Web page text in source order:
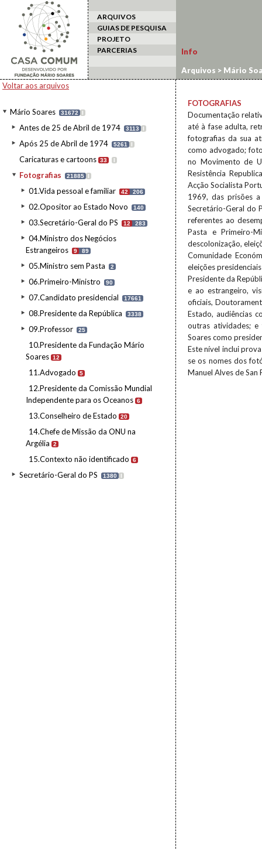
ARQUIVOS
GUIAS DE PESQUISA
PROJETO
PARCERIAS
Voltar aos arquivos
Mário Soares 31672 I
Antes de 25 de Abril de 1974 3113 I
Após 25 de Abril de 1974 5261 I
Caricaturas e cartoons 33 I
Fotografias 21885 I
01.Vida pessoal e familiar 42 206
02.Opositor ao Estado Novo 140
03.Secretário-Geral do PS 12 283
04.Ministro dos Negócios
Estrangeiros
9 89
05.Ministro sem Pasta 2
06.Primeiro-Ministro 90
07.Candidato presidencial 17661
08.Presidente da República 3338
09.Professor 25
10.Presidente da Fundação Mário
Soares 12
11.Advogado 5
12.Presidente da Comissão Mundial
Independente para os Oceanos 6
13.Conselheiro de Estado 20
14.Chefe de Missão da ONU na
Argélia
2
15.Contexto não identificado 6
Secretário-Geral do PS 1380 I
Info
Arquivos > Mário
FOTOGRAFIAS
Documentação
até à fase adulta,
fotografias da sua
como advogado;
no Movimento de
Resistência
Acção Socialista
1969, das prisões
Secretário-Geral do
referentes ao
Pasta e Primeiro-
descolonização,
Comunidade
eleições
Presidente da
e ao estrangeiro,
oficiais,
Estado, audiências
outras atividades;
Soares como
Este nível inclui
se os nomes dos
Manuel Alves de San